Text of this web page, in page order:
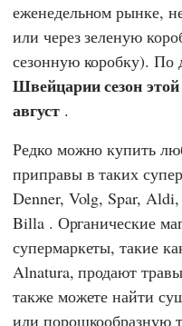
еженедельном рынке,
или через зеленую
сезонную коробку).
Швейцариисезон
август.
Редко можно купить
приправы в таких
Denner, Volg,Spar, Aldi,
Billa. Органические
супермаркеты, такие
Alnatura, продают
также можете найти
или порошкообразную